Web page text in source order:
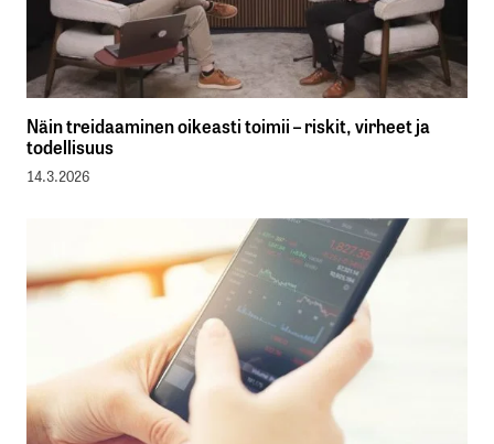
Näin treidaaminen oikeasti toimii – riskit, virheet ja
todellisuus
14.3.2026